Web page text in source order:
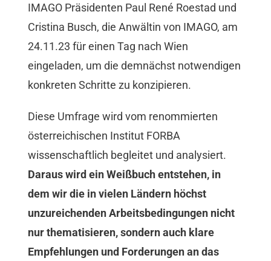
FORUM
Kontakt
IMAGO Präsidenten Paul René Roestad und
Cristina Busch, die Anwältin von IMAGO, am
24.11.23 für einen Tag nach Wien
eingeladen, um die demnächst notwendigen
konkreten Schritte zu konzipieren.
Diese Umfrage wird vom renommierten
österreichischen Institut FORBA
wissenschaftlich begleitet und analysiert.
Daraus wird ein Weißbuch entstehen, in
dem wir die in vielen Ländern höchst
unzureichenden Arbeitsbedingungen nicht
nur thematisieren, sondern auch klare
Empfehlungen und Forderungen an das